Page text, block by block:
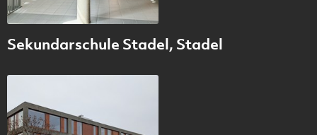
Sekundarschule Stadel, Stadel